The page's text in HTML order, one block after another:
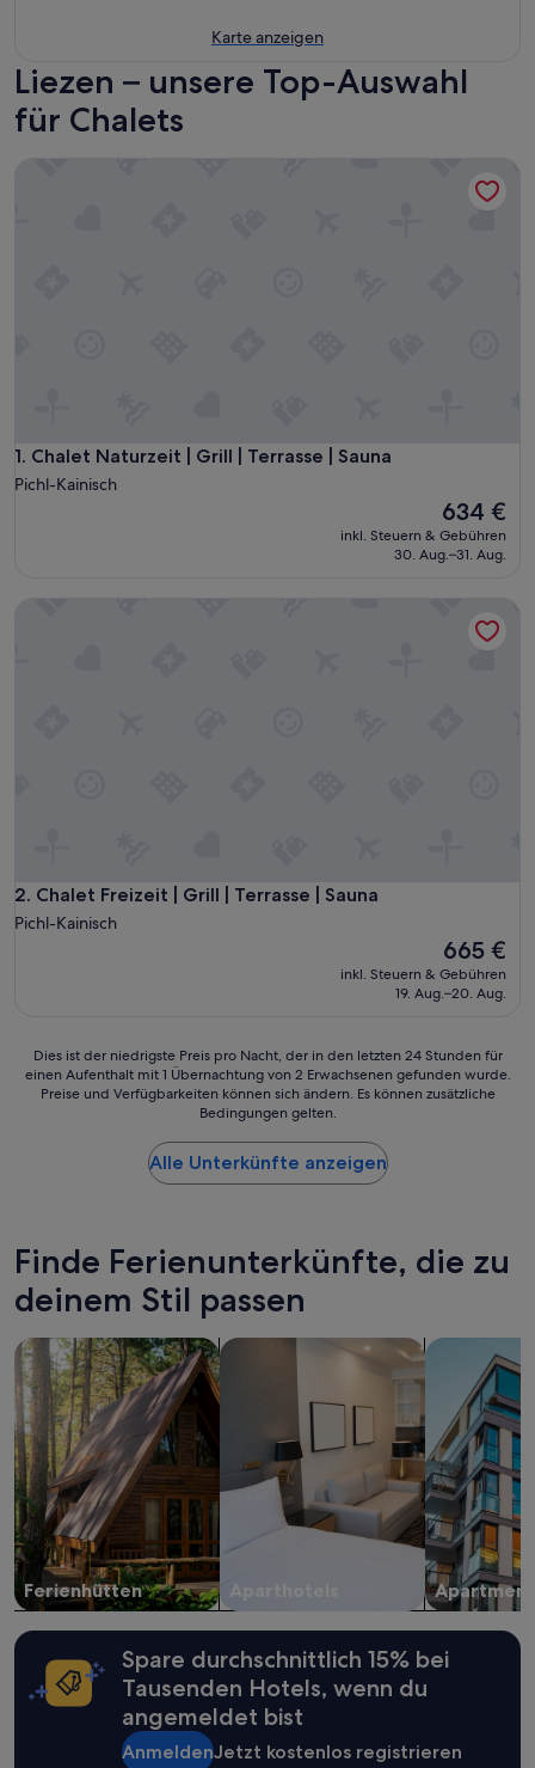
Karte anzeigen
Liezen – unsere Top-Auswahl
für Chalets
1. Chalet Naturzeit | Grill | Terrasse | Sauna
Chalet Naturzeit | Grill | Terrasse | Sauna
Pichl-Kainisch
Der
Preis
beträgt
634 €
inkl. Steuern & Gebühren
30. Aug.–31. Aug.
2. Chalet Freizeit | Grill | Terrasse | Sauna
Chalet Freizeit | Grill | Terrasse | Sauna
Pichl-Kainisch
Der
Preis
beträgt
665 €
inkl. Steuern & Gebühren
19. Aug.–20. Aug.
Dies
ist
den
letzten
24 Stunden
für
einen
Aufenthalt
mit
1 Übernachtung
von
2 Erwachsenen
gefunden
wurde.
Preise
und
Verfügbarkeiten
können
sich
ändern.
Es
können
zusätzliche
Bedingungen
Dies ist der niedrigste Preis pro Nacht, der in den letzten 24 Stunden für
einen Aufenthalt mit 1 Übernachtung von 2 Erwachsenen gefunden wurde.
Preise und Verfügbarkeiten können sich ändern. Es können zusätzliche
Bedingungen gelten.
Alle Unterkünfte anzeigen
Finde Ferienunterkünfte, die zu
deinem Stil passen
Ferienhütten
Suche nach Ferienhütten
Aparthotels
Suche nach AparthotelsSuche nach
Spare durchschnittlich 15% bei
Tausenden Hotels, wenn du
angemeldet bist
AnmeldenJetzt kostenlos registrieren